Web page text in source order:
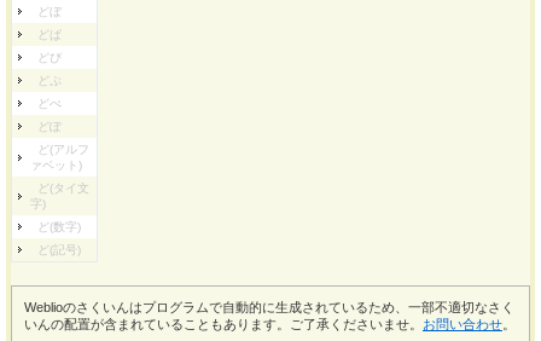
どぼ
どぱ
どぴ
どぷ
どぺ
どぽ
ど(アルフ
ァベット)
ど(タイ文
字)
ど(数字)
ど(記号)
Weblioのさくいんはプログラムで自動的に生成されているため、一部不適切なさく
いんの配置が含まれていることもあります。ご了承くださいませ。 お問い合わせ